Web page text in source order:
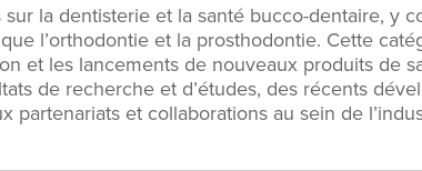
la dentisterie et la santé bucco-dentaire, y
l’orthodontie et la prosthodontie. Cette
et les lancements de nouveaux produits de
de recherche et d’études, des récents
et collaborations au sein de